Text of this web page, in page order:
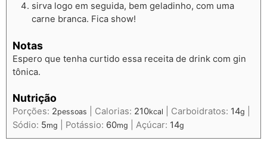
sirva logo em seguida, bem geladinho, com uma
carne branca. Fica show!
Notas
Espero que tenha curtido essa receita de drink com gin
tônica.
Nutrição
Porções: 2pessoas Calorias: 210kcal Carboidratos: 14g
Sódio: 5mg Potássio: 60mg Açúcar: 14g